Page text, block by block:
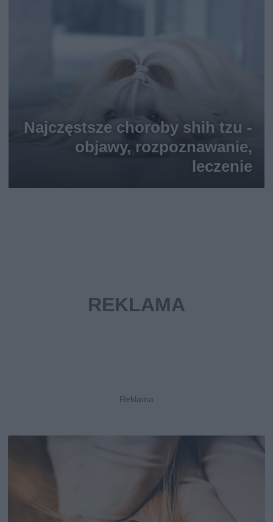
Najczęstsze choroby shih tzu -
objawy, rozpoznawanie,
leczenie